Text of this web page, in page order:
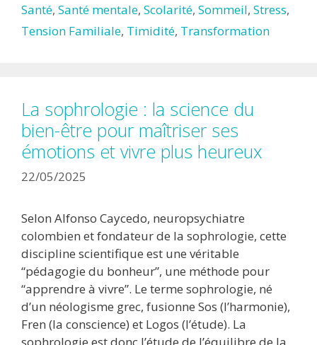
Santé, Santé mentale, Scolarité, Sommeil, Stress,
Tension Familiale, Timidité, Transformation
La sophrologie : la science du
bien-être pour maîtriser ses
émotions et vivre plus heureux
22/05/2025
Selon Alfonso Caycedo, neuropsychiatre
colombien et fondateur de la sophrologie, cette
discipline scientifique est une véritable
“pédagogie du bonheur”, une méthode pour
“apprendre à vivre”. Le terme sophrologie, né
d’un néologisme grec, fusionne Sos (l’harmonie),
Fren (la conscience) et Logos (l’étude). La